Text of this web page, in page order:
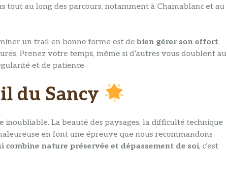
tout au long des parcours, notamment à Chamablanc et au
un trail en bonne forme est debien gérer son effort.
Prenez votre temps, même si d’autres vous doublent au
et de patience.
du Sancy
inoubliable. La beauté des paysages, la difficulté technique
en font une épreuve que nous recommandons
combine nature préservée et dépassement de soi, c’est